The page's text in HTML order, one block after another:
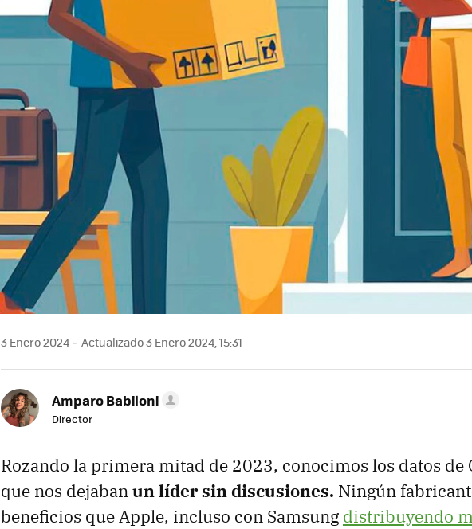
3 Enero 2024 Actualizado 3 Enero 2024, 15:31
Amparo Babiloni
Director
Rozando la primera mitad de 2023, conocimos los datos
que nos dejabanun líder sin discusiones. Ningún
beneficios que Apple, incluso con Samsung distribuyendo